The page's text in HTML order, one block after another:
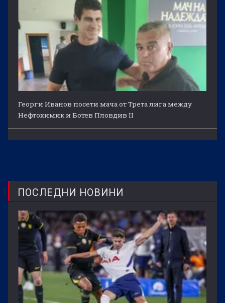
Георги Иванов посети мача от Трета лига между
Нефтохимик и Ботев Пловдив II
ПОСЛЕДНИ НОВИНИ